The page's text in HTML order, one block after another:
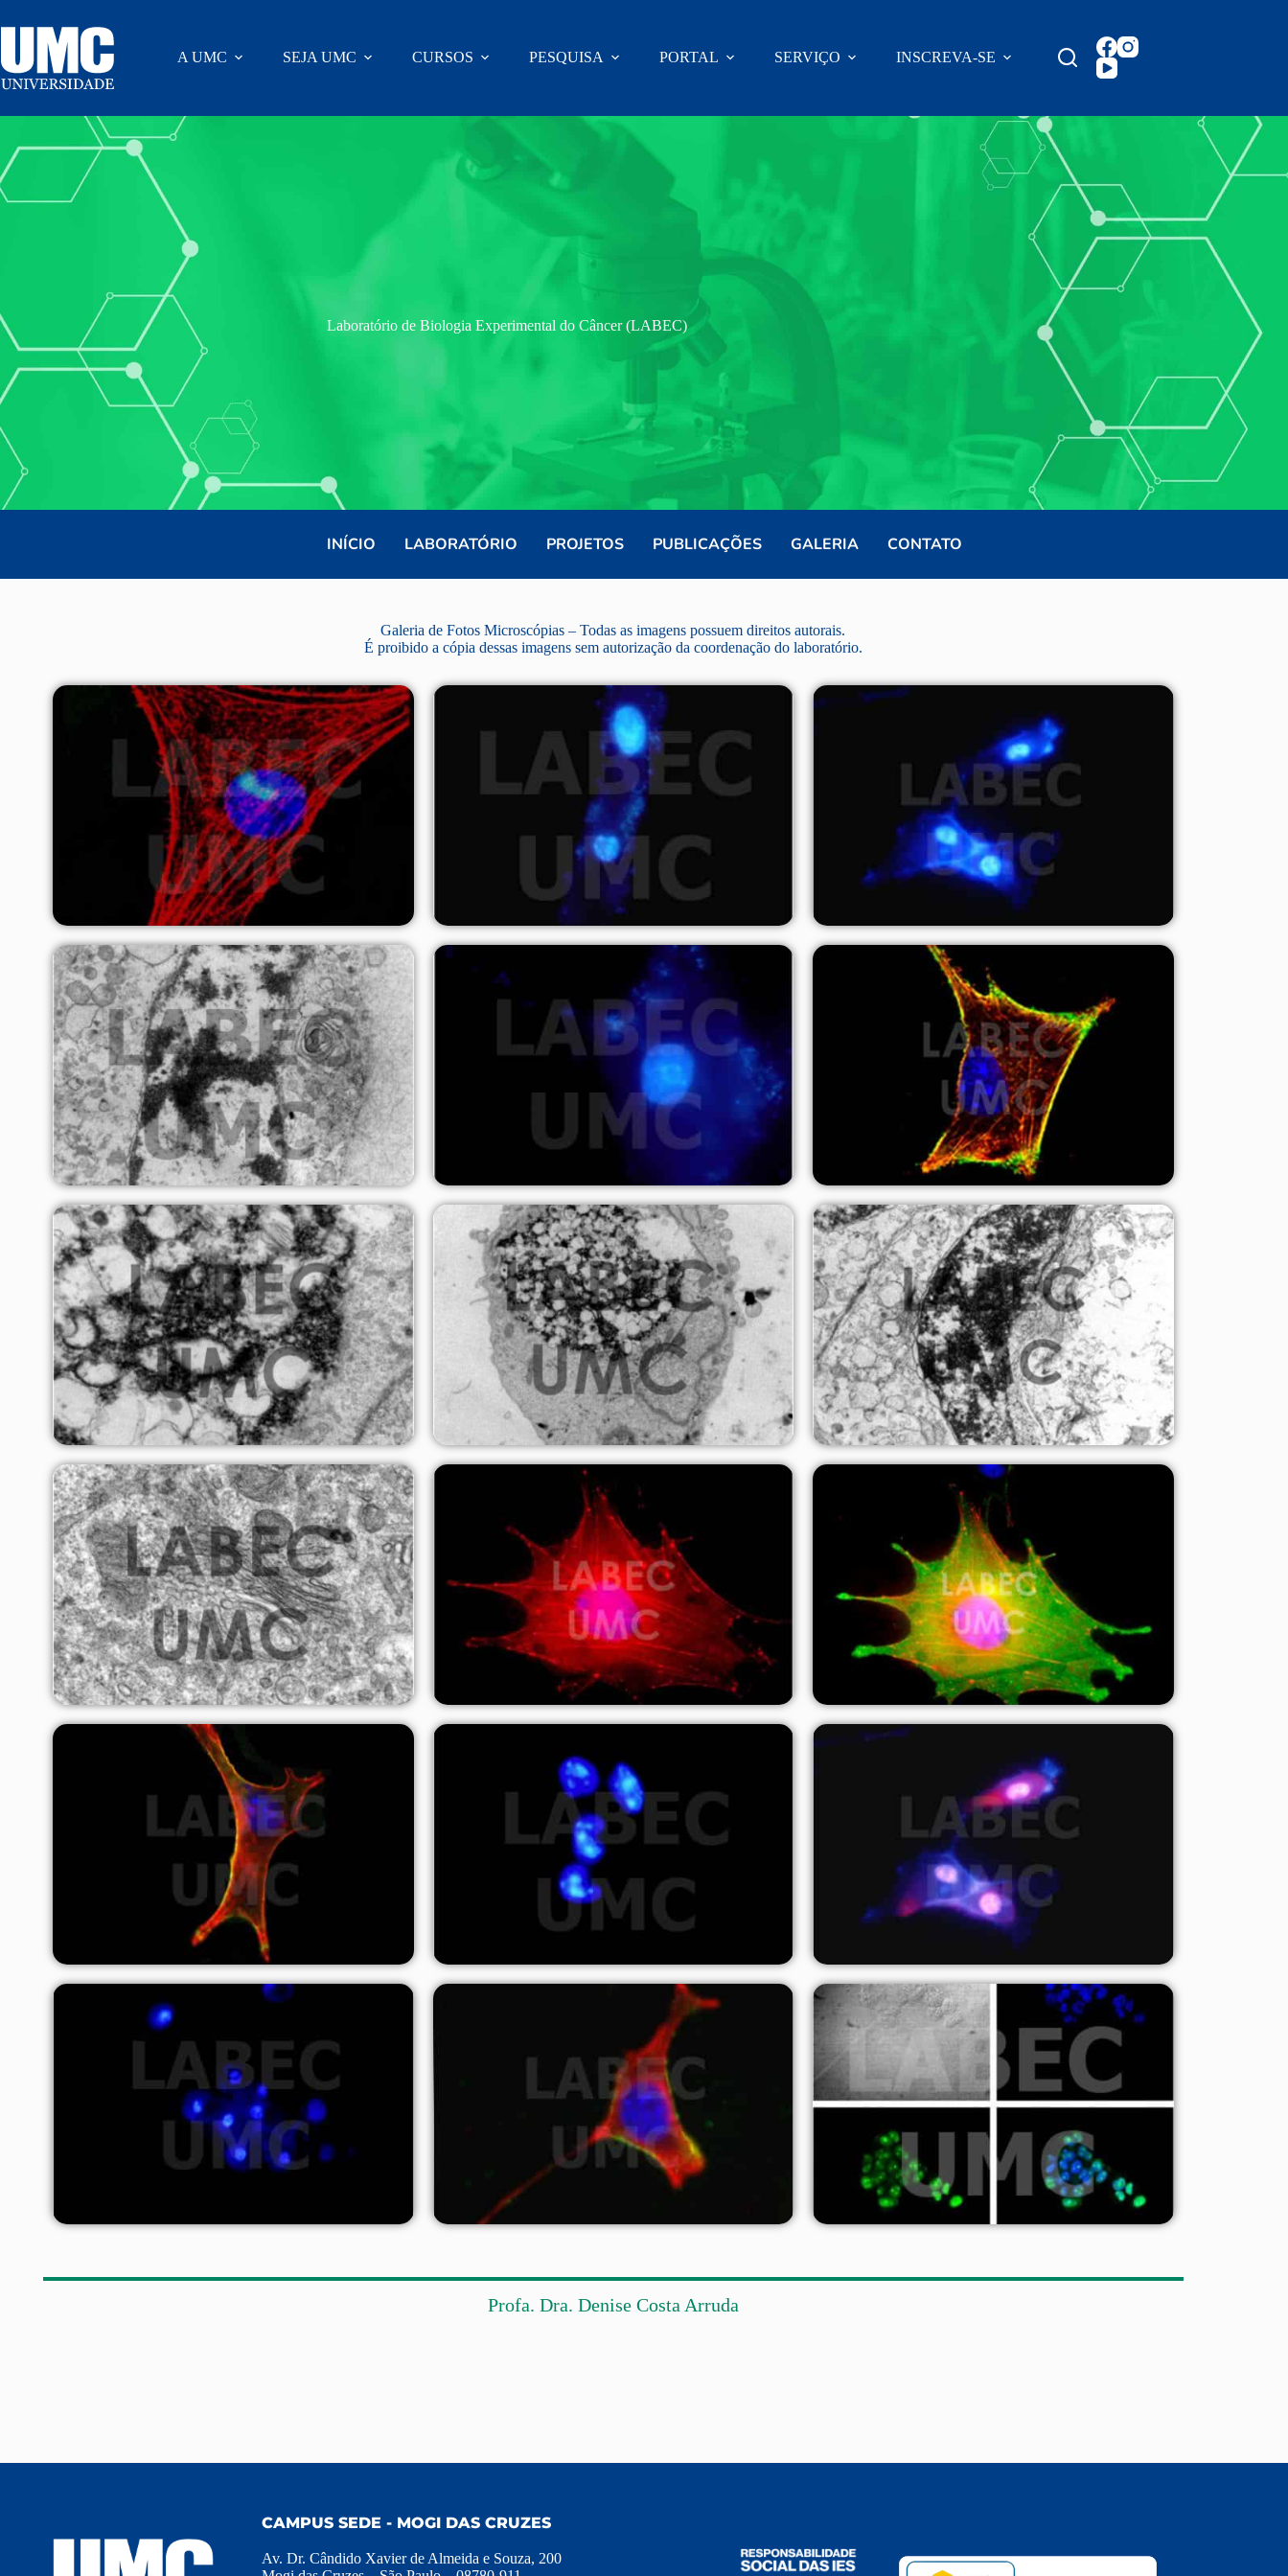
A UMC SEJA UMC CURSOS PESQUISA PORTAL SERVIÇO INSCREVA-SE
Laboratório de Biologia Experimental do Câncer (LABEC)
INÍCIO LABORATÓRIO PROJETOS PUBLICAÇÕES GALERIA CONTATO
Galeria de Fotos Microscópias – Todas as imagens possuem direitos autorais.
É proibido a cópia dessas imagens sem autorização da coordenação do laboratório.
Profa. Dra. Denise Costa Arruda
CAMPUS SEDE - MOGI DAS CRUZES
Av. Dr. Cândido Xavier de Almeida e Souza, 200